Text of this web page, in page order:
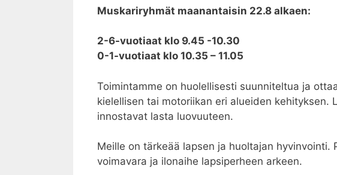
Muskariryhmät maanantaisin 22.8 alkaen:
2-6-vuotiaat klo 9.45 -10.30
0-1-vuotiaat klo 10.35 – 11.05
Toimintamme on huolellisesti suunniteltua ja
kielellisen tai motoriikan eri alueiden kehityksen.
innostavat lasta luovuuteen.
Meille on tärkeää lapsen ja huoltajan hyvinvointi.
voimavara ja ilonaihe lapsiperheen arkeen.